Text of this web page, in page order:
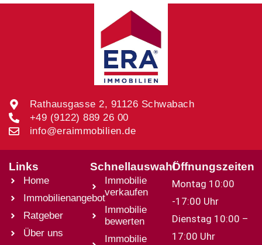
Rathausgasse 2, 91126 Schwabach
+49 (9122) 889 26 00
info@eraimmobilien.de
Links
Home
Immobilienangebot
Ratgeber
Über uns
Schnellauswahl
Immobilie
verkaufen
Immobilie
bewerten
Immobilie
Öffnungszeiten
Montag 10:00
-17:00 Uhr
Dienstag 10:00 –
17:00 Uhr